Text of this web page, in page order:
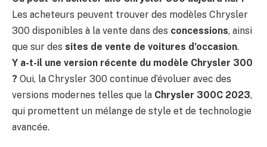
Les acheteurs peuvent trouver des modèles Chrysler
300 disponibles à la vente dans des concessions, ainsi
que sur des sites de vente de voitures d’occasion.
Y a-t-il une version récente du modèle Chrysler 300
? Oui, la Chrysler 300 continue d’évoluer avec des
versions modernes telles que la Chrysler 300C 2023,
qui promettent un mélange de style et de technologie
avancée.